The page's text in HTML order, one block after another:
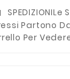
SPEDIZIONILe
Partono
Per